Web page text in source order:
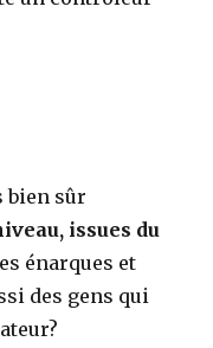
bien sûr
issues du
énarques et
des gens qui